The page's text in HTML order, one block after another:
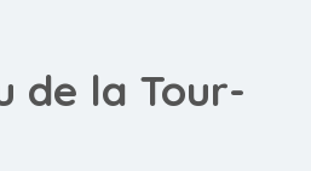
de la Tour-